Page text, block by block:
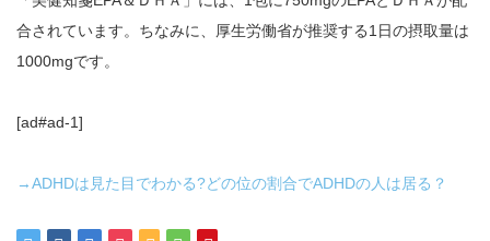
合されています。ちなみに、厚生労働省が推奨する1日の摂取量は
1000mgです。
[ad#ad-1]
→ADHDは見た目でわかる?どの位の割合でADHDの人は居る？